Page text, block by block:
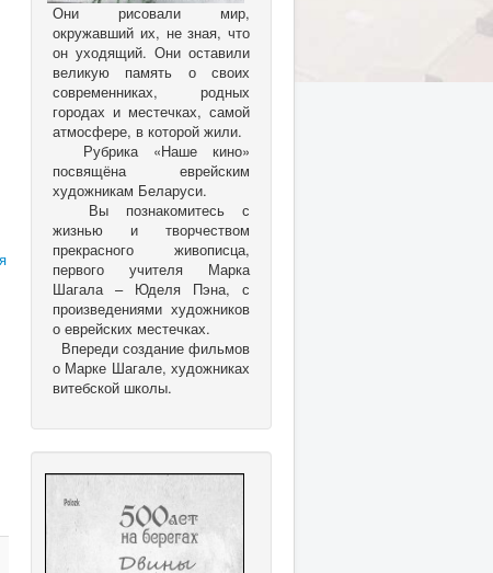
Они рисовали мир,
окружавший их, не зная, что
он уходящий. Они оставили
великую память о своих
современниках, родных
городах и местечках, самой
атмосфере, в которой жили.
Рубрика «Наше кино»
посвящёна еврейским
художникам Беларуси.
Вы познакомитесь с
жизнью и творчеством
прекрасного живописца,
первого учителя Марка
Шагала – Юделя Пэна, с
произведениями художников
о еврейских местечках.
Впереди создание фильмов
о Марке Шагале, художниках
витебской школы.